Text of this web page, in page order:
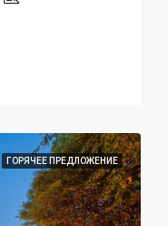
ГОРЯЧЕЕ ПРЕДЛОЖЕНИЕ